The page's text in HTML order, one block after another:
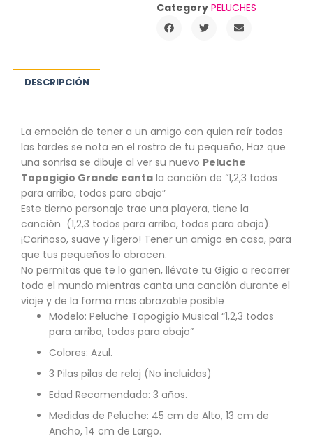
Category PELUCHES
DESCRIPCIÓN
La emoción de tener a un amigo con quien reír todas
las tardes se nota en el rostro de tu pequeño, Haz que
una sonrisa se dibuje al ver su nuevo Peluche
Topogigio Grande canta la canción de “1,2,3 todos
para arriba, todos para abajo”
Este tierno personaje trae una playera, tiene la
canción (1,2,3 todos para arriba, todos para abajo).
¡Cariñoso, suave y ligero! Tener un amigo en casa, para
que tus pequeños lo abracen.
No permitas que te lo ganen, llévate tu Gigio a recorrer
todo el mundo mientras canta una canción durante el
viaje y de la forma mas abrazable posible
Modelo: Peluche Topogigio Musical “1,2,3 todos
para arriba, todos para abajo”
Colores: Azul.
3 Pilas pilas de reloj (No incluidas)
Edad Recomendada: 3 años.
Medidas de Peluche: 45 cm de Alto, 13 cm de
Ancho, 14 cm de Largo.